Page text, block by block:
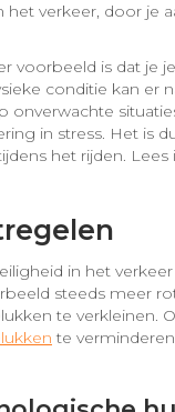
het verkeer, door je
voorbeeld is dat je
conditie kan er
onverwachte
in stress. Het is
het rijden. Lees
in het
steeds meer
te verkleinen.
te